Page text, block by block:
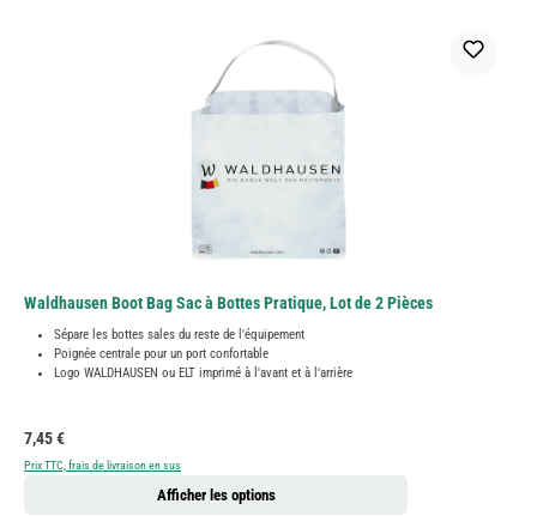
Waldhausen Boot Bag Sac à Bottes Pratique, Lot de 2 Pièces
Sépare les bottes sales du reste de l'équipement
Poignée centrale pour un port confortable
Logo WALDHAUSEN ou ELT imprimé à l'avant et à l'arrière
Prix régulier :
7,45 €
Prix TTC, frais de livraison en sus
Afficher les options